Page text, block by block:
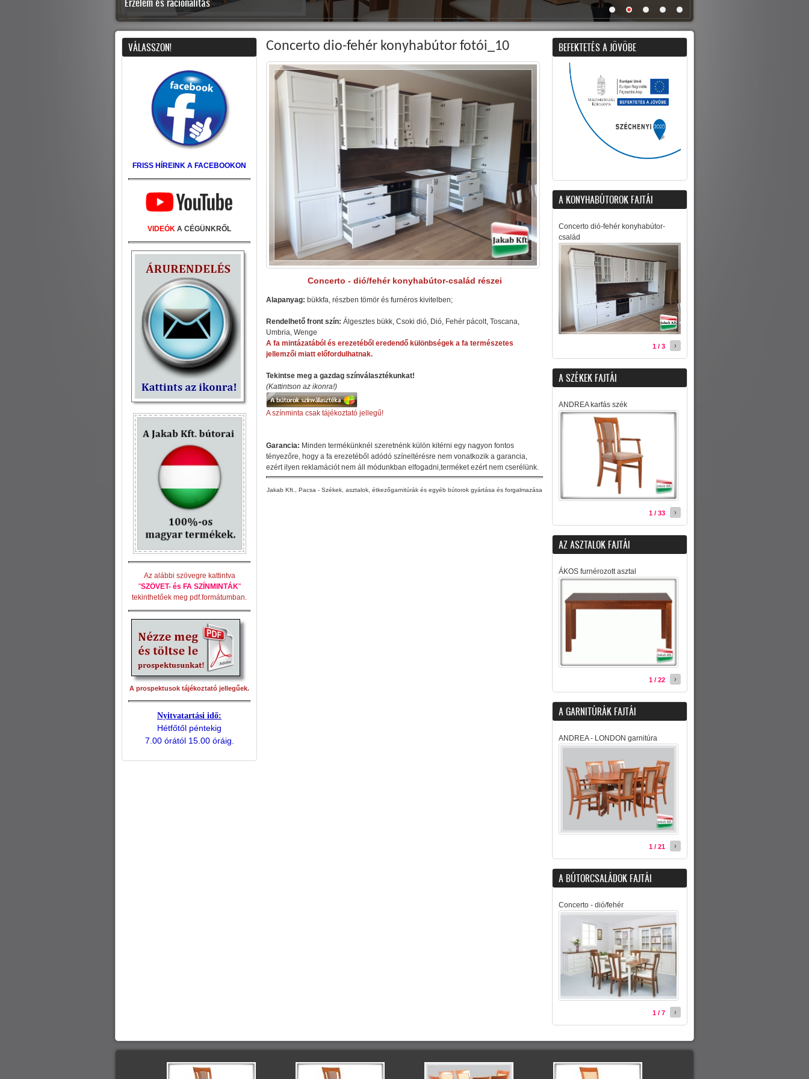
345
Concerto dio-fehér konyhabútor fotói_10
Concerto - dió/fehér konyhabútor-család részei
Alapanyag: bükkfa, részben tömör és furnéros kivitelben;
Rendelhető front szín: Álgesztes bükk, Csoki dió, Dió, Fehér pácolt, Toscana,
Umbria, Wenge
A fa mintázatából és erezetéből eredendő különbségek a fa természetes
jellemzői miatt előfordulhatnak.
Tekintse meg a gazdag színválasztékunkat!
(Kattintson az ikonra!)
A színminta csak tájékoztató jellegű!
Garancia: Minden termékünknél szeretnénk külön kitérni egy nagyon fontos
tényezőre, hogy a fa erezetéből adódó színeltérésre nem vonatkozik a garancia,
ezért ilyen reklamációt nem áll módunkban elfogadni,terméket ezért nem cserélünk.
Jakab Kft., Pacsa - Székek, asztalok, étkezőgarnitúrák és egyéb bútorok gyártása és forgalmazása
VÁLASSZON!
FRISS HÍREINK A FACEBOOKON
VIDEÓK A CÉGÜNKRŐL
Az alábbi szövegre kattintva
"SZÖVET- és FA SZÍNMINTÁK"
tekinthetőek meg pdf.formátumban.
A prospektusok tájékoztató jellegűek.
Nyitvatartási idő:
Hétfőtől péntekig
7.00 órától 15.00 óráig.
BEFEKTETÉS A JÖVÖBE
A KONYHABÚTOROK FAJTÁI
Concerto dió-fehér konyhabútor-
család
1 / 3 ›
A SZÉKEK FAJTÁI
ANDREA karfás szék
1 / 33 ›
AZ ASZTALOK FAJTÁI
ÁKOS furnérozott asztal
1 / 22 ›
A GARNITÚRÁK FAJTÁI
ANDREA - LONDON garnitúra
1 / 21 ›
A BÚTORCSALÁDOK FAJTÁI
Concerto - dió/fehér
1 / 7 ›